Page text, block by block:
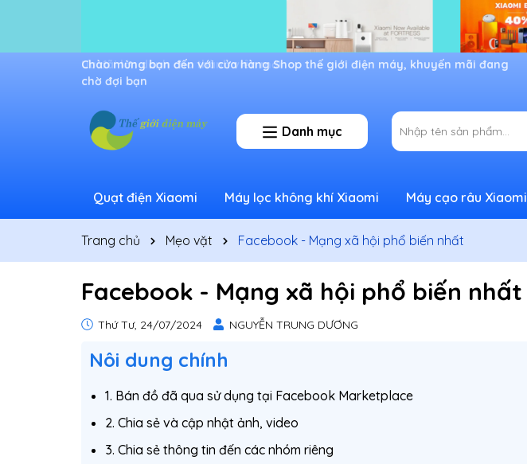
Ưu đãi lớn dành cho thành viên mới
Danh mục
Quạt điện Xiaomi Máy lọc không khí Xiaomi Máy cạo râu Xiaomi
Trang chủ Mẹo vặt Facebook - Mạng xã hội phổ biến nhất
Facebook - Mạng xã hội phổ biến nhất
Thứ Tư, 24/07/2024 NGUYỄN TRUNG DƯƠNG
Nôi dung chính
1. Bán đồ đã qua sử dụng tại Facebook Marketplace
2. Chia sẻ và cập nhật ảnh, video
3. Chia sẻ thông tin đến các nhóm riêng